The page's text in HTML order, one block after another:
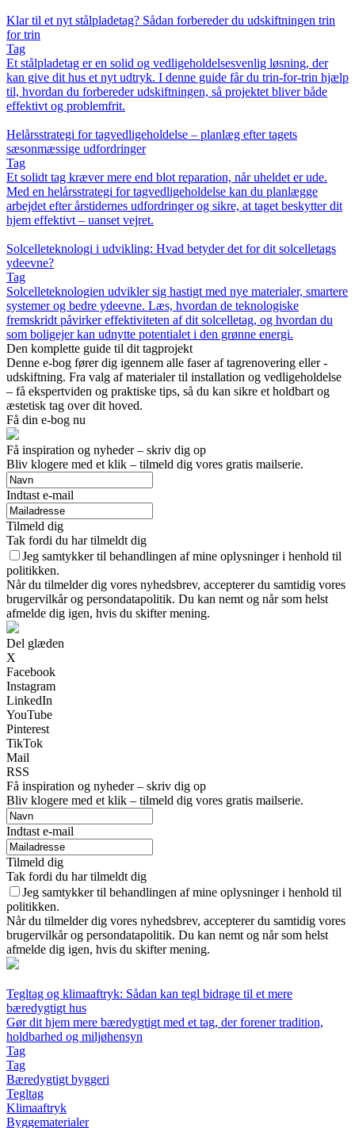
Klar til et nyt stålpladetag? Sådan forbereder du udskiftningen trin
for trin
Tag
Et stålpladetag er en solid og vedligeholdelsesvenlig løsning, der
kan give dit hus et nyt udtryk. I denne guide får du trin-for-trin hjælp
til, hvordan du forbereder udskiftningen, så projektet bliver både
effektivt og problemfrit.
Helårsstrategi for tagvedligeholdelse – planlæg efter tagets
sæsonmæssige udfordringer
Tag
Et solidt tag kræver mere end blot reparation, når uheldet er ude.
Med en helårsstrategi for tagvedligeholdelse kan du planlægge
arbejdet efter årstidernes udfordringer og sikre, at taget beskytter dit
hjem effektivt – uanset vejret.
Solcelleteknologi i udvikling: Hvad betyder det for dit solcelletags
ydeevne?
Tag
Solcelleteknologien udvikler sig hastigt med nye materialer, smartere
systemer og bedre ydeevne. Læs, hvordan de teknologiske
fremskridt påvirker effektiviteten af dit solcelletag, og hvordan du
som boligejer kan udnytte potentialet i den grønne energi.
Den komplette guide til dit tagprojekt
Denne e-bog fører dig igennem alle faser af tagrenovering eller -
udskiftning. Fra valg af materialer til installation og vedligeholdelse
– få ekspertviden og praktiske tips, så du kan sikre et holdbart og
æstetisk tag over dit hoved.
Få din e-bog nu
Få inspiration og nyheder – skriv dig op
Bliv klogere med et klik – tilmeld dig vores gratis mailserie.
Indtast e-mail
Tilmeld dig
Tak fordi du har tilmeldt dig
Jeg samtykker til behandlingen af mine oplysninger i henhold til
politikken.
Når du tilmelder dig vores nyhedsbrev, accepterer du samtidig vores
brugervilkår og persondatapolitik. Du kan nemt og når som helst
afmelde dig igen, hvis du skifter mening.
Del glæden
X
Facebook
Instagram
LinkedIn
YouTube
Pinterest
TikTok
Mail
RSS
Få inspiration og nyheder – skriv dig op
Bliv klogere med et klik – tilmeld dig vores gratis mailserie.
Indtast e-mail
Tilmeld dig
Tak fordi du har tilmeldt dig
Jeg samtykker til behandlingen af mine oplysninger i henhold til
politikken.
Når du tilmelder dig vores nyhedsbrev, accepterer du samtidig vores
brugervilkår og persondatapolitik. Du kan nemt og når som helst
afmelde dig igen, hvis du skifter mening.
Tegltag og klimaaftryk: Sådan kan tegl bidrage til et mere
bæredygtigt hus
Gør dit hjem mere bæredygtigt med et tag, der forener tradition,
holdbarhed og miljøhensyn
Tag
Tag
Bæredygtigt byggeri
Tegltag
Klimaaftryk
Byggematerialer